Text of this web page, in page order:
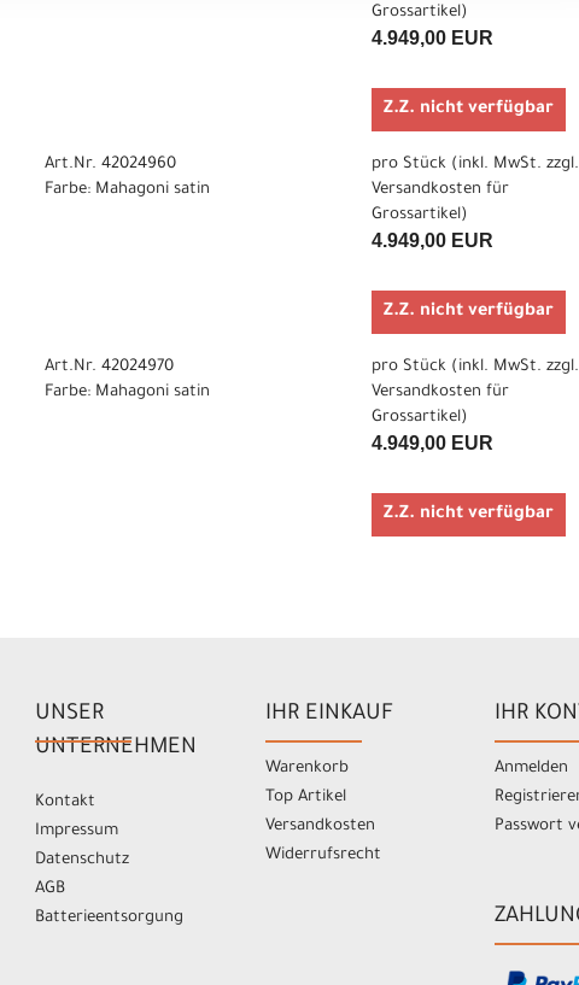
Grossartikel)
4.949,00 EUR
Z.Z. nicht verfügbar
Art.Nr. 42024960
Farbe: Mahagoni satin
pro Stück (inkl. MwSt. zzgl.
Versandkosten für
Grossartikel)
4.949,00 EUR
Z.Z. nicht verfügbar
Art.Nr. 42024970
Farbe: Mahagoni satin
pro Stück (inkl. MwSt. zzgl.
Versandkosten für
Grossartikel)
4.949,00 EUR
Z.Z. nicht verfügbar
UNSER
UNTERNEHMEN
Kontakt
Impressum
Datenschutz
AGB
Batterieentsorgung
IHR EINKAUF
Warenkorb
Top Artikel
Versandkosten
Widerrufsrecht
IHR
Anmelden
Passwort